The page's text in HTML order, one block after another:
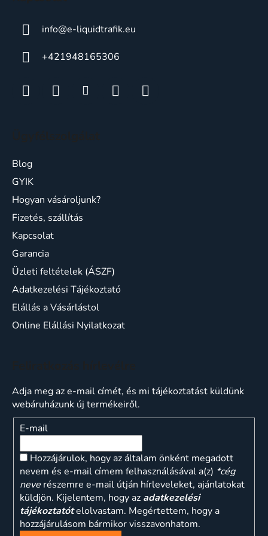
info@e-liquidtrafik.eu
+421948165306
Blog
GYIK
Hogyan vásároljunk?
Fizetés, szállítás
Kapcsolat
Garancia
Üzleti feltételek (ÁSZF)
Adatkezelési Tájékoztató
Elállás a Vásárlástol
Online Elállási Nyilatkozat
Adja meg az e-mail címét, és mi tájékoztatást küldünk
webáruházunk új termékeiről.
E-mail
Hozzájárulok, hogy az általam önként megadott
nevem és e-mail címem felhasználásával a(z) *cég
neve részemre e-mail útján hírleveleket, ajánlatokat
küldjön. Kijelentem, hogy az adatkezelési
tájékoztatótelolvastam. Megértettem, hogy a
hozzájárulásom bármikor visszavonhatom.